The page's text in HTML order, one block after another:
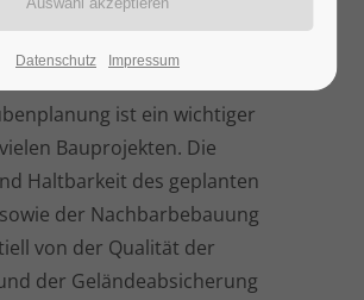
und
ist ein wichtiger
Bauprojekten. Die
Haltbarkeit des geplanten
der Nachbarbebauung
von der Qualität der
der Geländeabsicherung
Datenschutz Impressum